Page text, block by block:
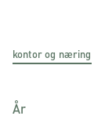
kontor og næring
År